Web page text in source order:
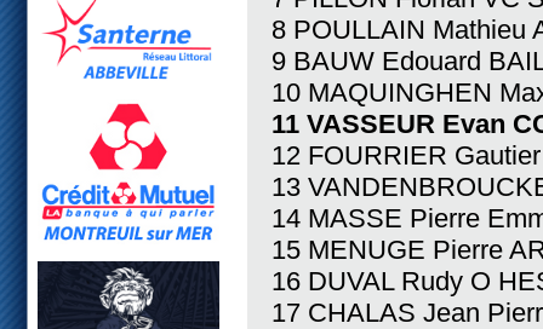
8 POULLAIN Mathieu
9 BAUW Edouard
10 MAQUINGHEN
11 VASSEUR Evan
12 FOURRIER
13
14 MASSE Pierre
15 MENUGE Pierre
16 DUVAL Rudy O
17 CHALAS Jean